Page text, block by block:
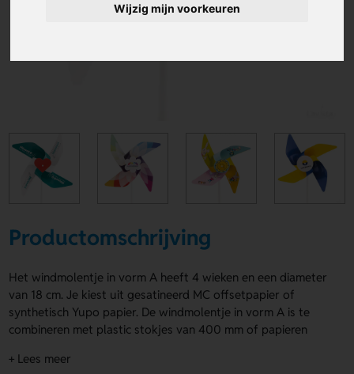
Wijzig mijn voorkeuren
Productomschrijving
Het windmolentje in vorm A heeft 4 wieken en een diameter
van 18 cm. Je kiest uit gesatineerd MC offsetpapier of
synthetisch Yupo papier. De windmolentje in vorm A is te
combineren met plastic stokjes van 400 mm of papieren
hart of bloemvorm. Je kunt de rozet en het windmolentje
+ Lees meer